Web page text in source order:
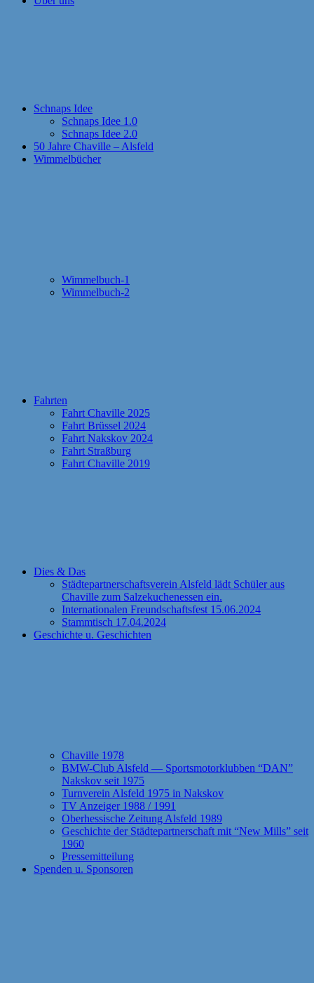
Schnaps Idee
Schnaps Idee 1.0
Schnaps Idee 2.0
50 Jahre Chaville – Alsfeld
Wimmelbücher
Wimmelbuch-1
Wimmelbuch-2
Fahrten
Fahrt Chaville 2025
Fahrt Brüssel 2024
Fahrt Nakskov 2024
Fahrt Straßburg
Fahrt Chaville 2019
Dies & Das
Städtepartnerschaftsverein Alsfeld lädt Schüler aus
Chaville zum Salzekuchenessen ein.
Internationalen Freundschaftsfest 15.06.2024
Stammtisch 17.04.2024
Geschichte u. Geschichten
Chaville 1978
BMW-Club Alsfeld — Sportsmotorklubben “DAN”
Nakskov seit 1975
Turnverein Alsfeld 1975 in Nakskov
TV Anzeiger 1988 / 1991
Oberhessische Zeitung Alsfeld 1989
Geschichte der Städtepartnerschaft mit “New Mills” seit
1960
Pressemitteilung
Spenden u. Sponsoren